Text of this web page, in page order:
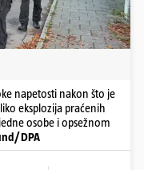
napetosti nakon što je
eksplozija praćenih
osobe i opsežnom
DPA